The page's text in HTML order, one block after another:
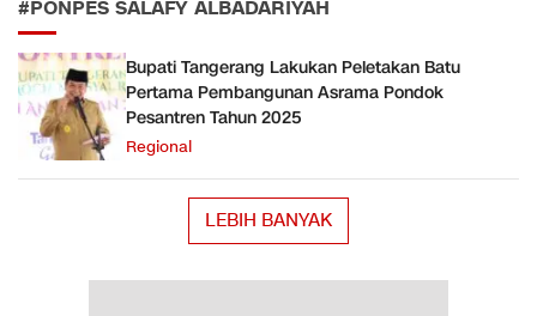
#PONPES SALAFY ALBADARIYAH
Bupati Tangerang Lakukan Peletakan Batu
Pertama Pembangunan Asrama Pondok
Pesantren Tahun 2025
Regional
LEBIH BANYAK